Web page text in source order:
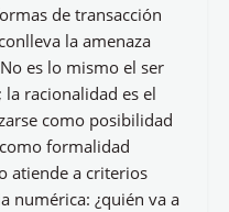
de transacción
la amenaza
es lo mismo el ser
racionalidad es el
como posibilidad
formalidad
atiende a criterios
numérica: ¿quién va a